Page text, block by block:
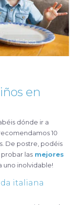
en
dónde ir a
10
De postre, podéis
las mejores
uno inolvidable!
italiana